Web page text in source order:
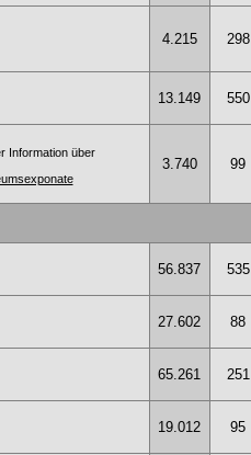
4.215 298
13.149 550
Information über
3.740 99
56.837 535
27.602 88
65.261 251
19.012 95